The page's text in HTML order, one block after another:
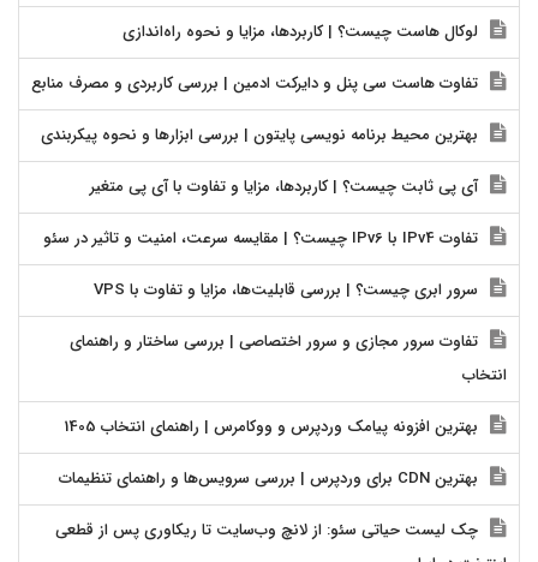
لوکال هاست چیست؟ | کاربردها، مزایا و نحوه راه‌اندازی
تفاوت هاست سی پنل و دایرکت ادمین | بررسی کاربردی و مصرف منابع
بهترین محیط برنامه نویسی پایتون | بررسی ابزارها و نحوه پیکربندی
آی پی ثابت چیست؟ | کاربردها، مزایا و تفاوت با آی پی متغیر
تفاوت IPv4 با IPv6 چیست؟ | مقایسه سرعت، امنیت و تاثیر در سئو
سرور ابری چیست؟ | بررسی قابلیت‌ها، مزایا و تفاوت با VPS
تفاوت سرور مجازی و سرور اختصاصی | بررسی ساختار و راهنمای
انتخاب
بهترین افزونه پیامک وردپرس و ووکامرس | راهنمای انتخاب 1405
بهترین CDN برای وردپرس | بررسی سرویس‌ها و راهنمای تنظیمات
چک لیست حیاتی سئو: از لانچ وب‌سایت تا ریکاوری پس از قطعی